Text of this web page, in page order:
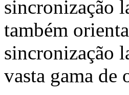
sincronização
também
sincronização
vasta gama de